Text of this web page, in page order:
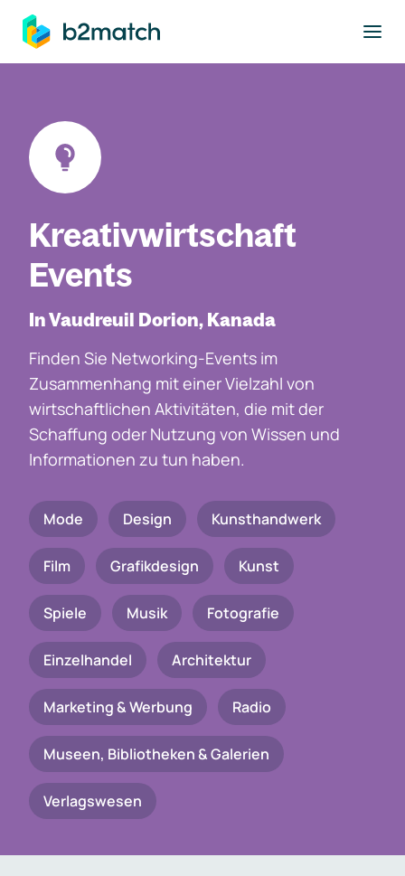
springen
Kreativwirtschaft
Events
In Vaudreuil Dorion, Kanada
Finden Sie Networking-Events im
Zusammenhang mit einer Vielzahl von
wirtschaftlichen Aktivitäten, die mit der
Schaffung oder Nutzung von Wissen und
Informationen zu tun haben.
Mode Design Kunsthandwerk
Film Grafikdesign Kunst
Spiele Musik Fotografie
Einzelhandel Architektur
Marketing & Werbung Radio
Museen, Bibliotheken & Galerien
Verlagswesen